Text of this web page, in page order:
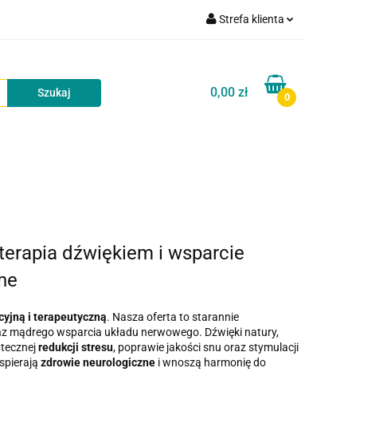
Strefa klienta
Zarejestruj się
Dodaj zgłoszenie
0,00 zł 0
dźwiękiem i wsparcie
i terapeutyczną. Nasza oferta to starannie
mądrego wsparcia układu nerwowego. Dźwięki natury,
redukcji stresu, poprawie jakości snu oraz stymulacji
zdrowie neurologiczne i wnoszą harmonię do